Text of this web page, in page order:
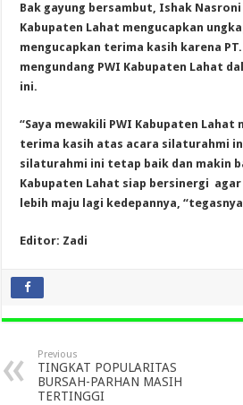
Bak gayung bersambut, Ishak
Kabupaten Lahat mengucapkan
mengucapkan terima kasih karena
mengundang PWI Kabupaten Lahat
ini.
“Saya mewakili PWI Kabupaten Lahat
terima kasih atas acara silaturahmi
silaturahmi ini tetap baik dan makin
Kabupaten Lahat siap bersinergi agar
lebih maju lagi kedepannya, “tegasnya
Editor: Zadi
Previous
TINGKAT POPULARITAS
BURSAH-PARHAN MASIH
TERTINGGI